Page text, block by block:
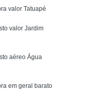
valor Tatuapé
valor Jardim
aéreo Água
em geral barato